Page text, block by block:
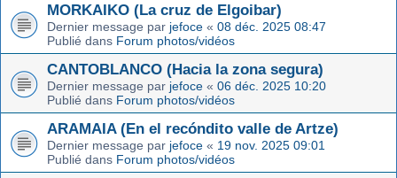
MORKAIKO (La cruz de Elgoibar)
Dernier message par jefoce « 08 déc. 2025 08:47
Publié dans Forum photos/vidéos
CANTOBLANCO (Hacia la zona segura)
Dernier message par jefoce « 06 déc. 2025 10:20
Publié dans Forum photos/vidéos
ARAMAIA (En el recóndito valle de Artze)
Dernier message par jefoce « 19 nov. 2025 09:01
Publié dans Forum photos/vidéos